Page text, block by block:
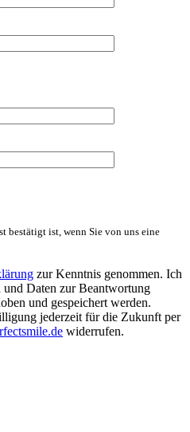
bestätigt ist, wenn Sie von uns eine
zur Kenntnis genommen. Ich
und Daten zur Beantwortung
und gespeichert werden.
jederzeit für die Zukunft per
widerrufen.